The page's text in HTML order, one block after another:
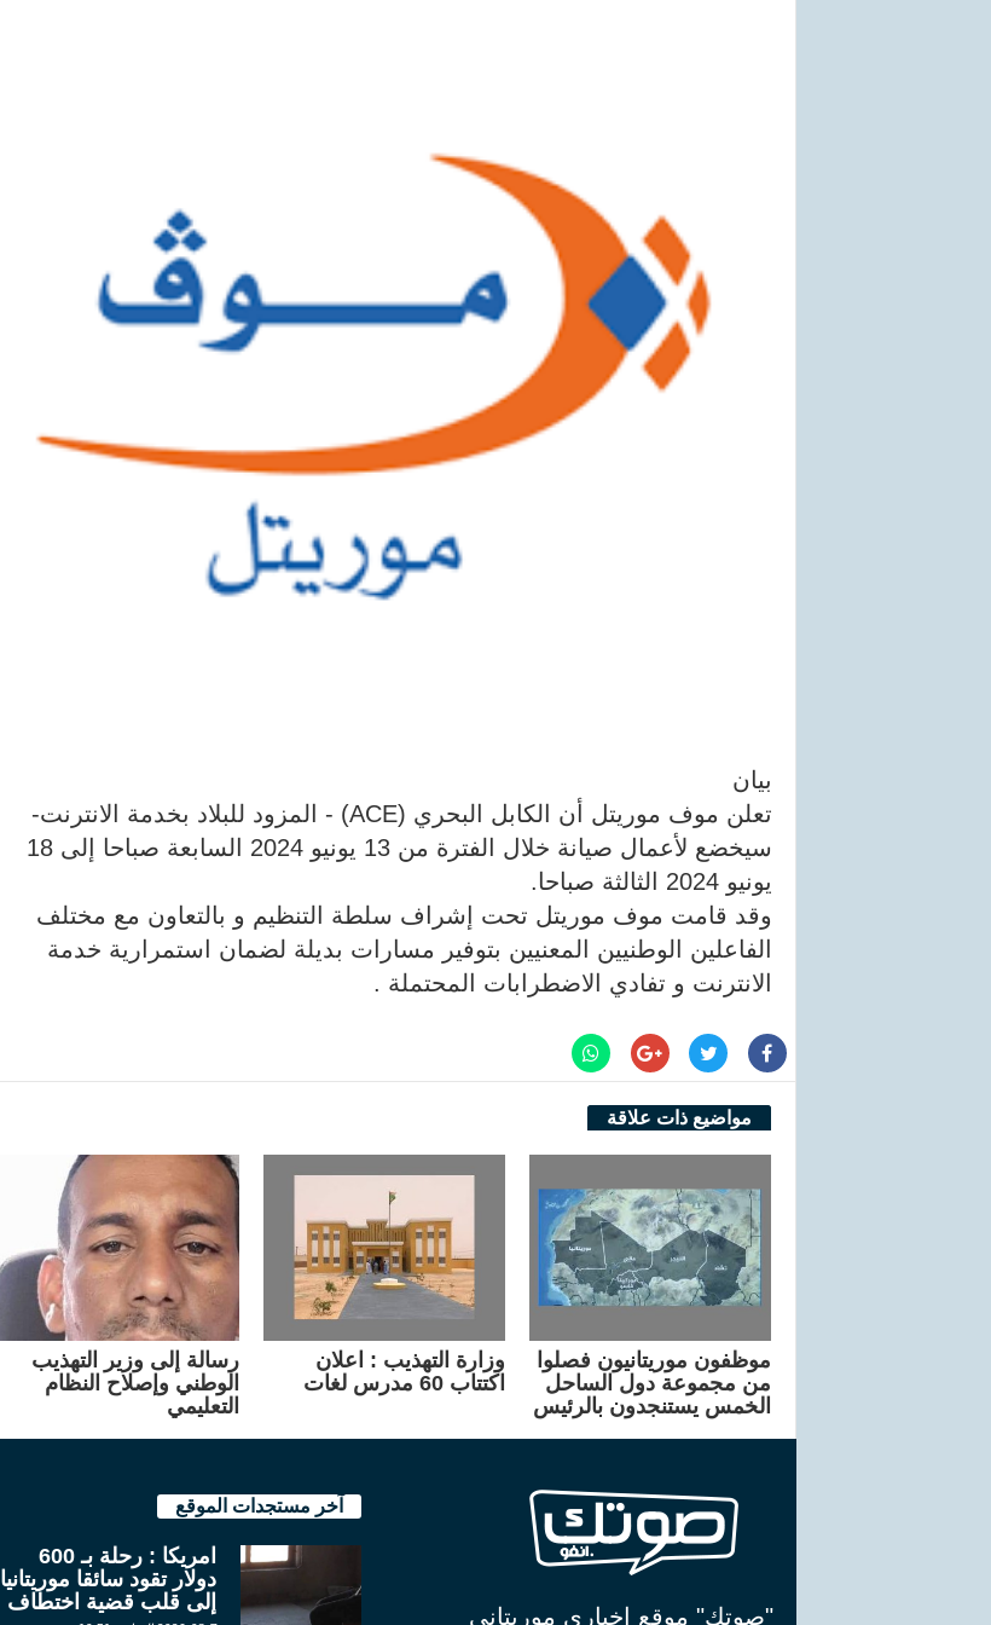
بيان
تعلن موف موريتل أن الكابل البحري (ACE) - المزود للبلاد بخدمة الانترنت-
سيخضع لأعمال صيانة خلال الفترة من 13 يونيو 2024 السابعة صباحا إلى 18
يونيو 2024 الثالثة صباحا.
وقد قامت موف موريتل تحت إشراف سلطة التنظيم و بالتعاون مع مختلف
الفاعلين الوطنيين المعنيين بتوفير مسارات بديلة لضمان استمرارية خدمة
الانترنت و تفادي الاضطرابات المحتملة .
مواضيع ذات علاقة
موظفون موريتانيون فصلوا
من مجموعة دول الساحل
الخمس يستنجدون بالرئيس
وزارة التهذيب : اعلان
اكتتاب 60 مدرس لغات
رسالة إلى وزير التهذيب
الوطني وإصلاح النظام
التعليمي
"صوتك" موقع اخباري موريتاني
آخر مستجدات الموقع
امريكا : رحلة بـ 600
دولار تقود سائقا موريتانيا
إلى قلب قضية اختطاف